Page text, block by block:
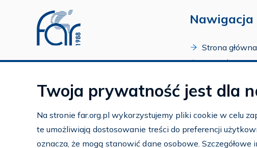
Profil FAR w serwisie Youtube
Profil FAR w serwisie Instagram
Nawigacja
Strona główna
O Fundacji
Zakończone
Kontakt
Subkonto
Twoja prywatność jest dla
Na stronie far.org.pl wykorzystujemy pliki cookie w celu
te umożliwiają dostosowanie treści do preferencji
oznacza, że mogą stanowić dane osobowe.